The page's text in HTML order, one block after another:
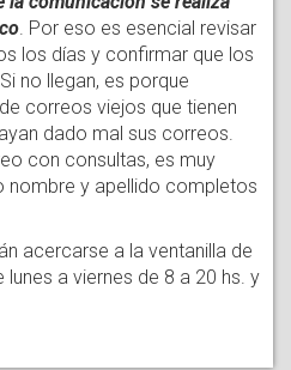
. Por eso es esencial revisar
los días y confirmar que los
no llegan, es porque
correos viejos que tienen
dado mal sus correos.
con consultas, es muy
nombre y apellido completos
acercarse a la ventanilla de
a viernes de 8 a 20 hs. y